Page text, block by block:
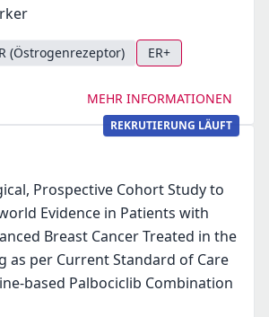
(Östrogenrezeptor) ER+
MEHR INFORMATIONEN
REKRUTIERUNG LÄUFT
Prospective Cohort Study to
Evidence in Patients with
Breast Cancer Treated in the
as per Current Standard of Care
based Palbociclib Combination